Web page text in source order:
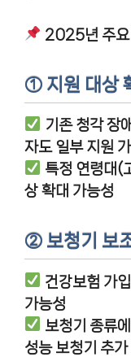
2025년 주요
① 지원 대상
기존 청각 장
자도 일부 지원
특정 연령대(
상 확대 가능성
② 보청기 보
건강보험 가
가능성
보청기 종류
성능 보청기 추